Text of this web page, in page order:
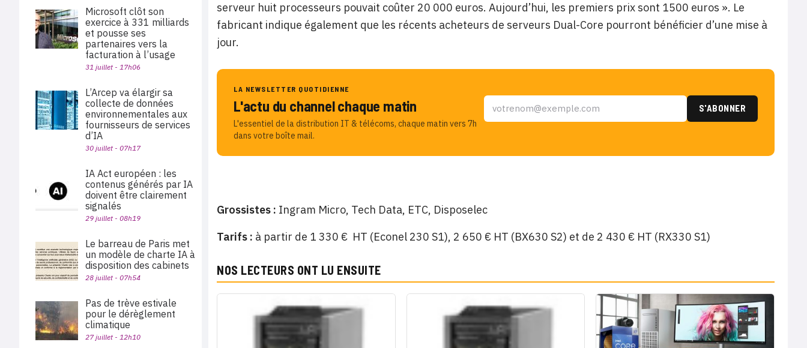
serveur huit processeurs pouvait coûter 20 000 euros. Aujourd’hui, les premiers prix sont 1500 euros ». Le
fabricant indique également que les récents acheteurs de serveurs Dual-Core pourront bénéficier d’une mise à
jour.
LA NEWSLETTER QUOTIDIENNE
L'actu du channel chaque matin
L'essentiel de la distribution IT & télécoms, chaque matin vers 7h
dans votre boîte mail.
Grossistes : Ingram Micro, Tech Data, ETC, Disposelec
Tarifs : à partir de 1 330 € HT (Econel 230 S1), 2 650 € HT (BX630 S2) et de 2 430 € HT (RX330 S1)
NOS LECTEURS ONT LU ENSUITE
Microsoft clôt son
exercice à 331 milliards
et pousse ses
partenaires vers la
facturation à l’usage
31 juillet - 17h06
L’Arcep va élargir sa
collecte de données
environnementales aux
fournisseurs de services
d’IA
30 juillet - 07h17
IA Act européen : les
contenus générés par IA
doivent être clairement
signalés
29 juillet - 08h19
Le barreau de Paris met
un modèle de charte IA à
disposition des cabinets
28 juillet - 07h54
Pas de trève estivale
pour le dérèglement
climatique
27 juillet - 12h10